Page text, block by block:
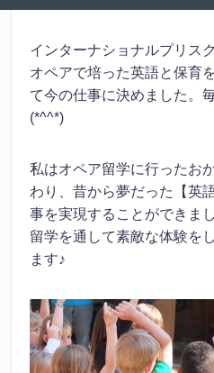
インターナショナルプリス
オペアで培った英語と保育
て今の仕事に決めました。
(*^^*)
私はオペア留学に行ったお
わり、昔から夢だった【英
事を実現することができま
留学を通して素敵な体験を
ます♪